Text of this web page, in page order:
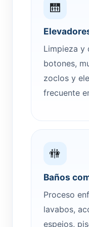
🛗
Limpieza y
botones,
zoclos y
frecuente
🚻
Baños
Proceso
lavabos,
espejos,